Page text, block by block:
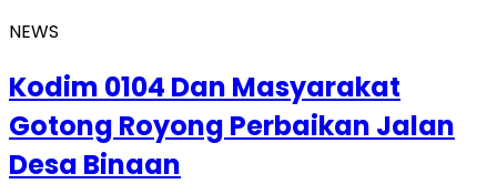
NEWS
Kodim 0104 Dan Masyarakat
Gotong Royong Perbaikan Jalan
Desa Binaan